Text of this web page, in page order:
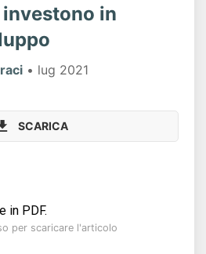
in
• lug 2021
SCARICA
in PDF.
per scaricare l'articolo